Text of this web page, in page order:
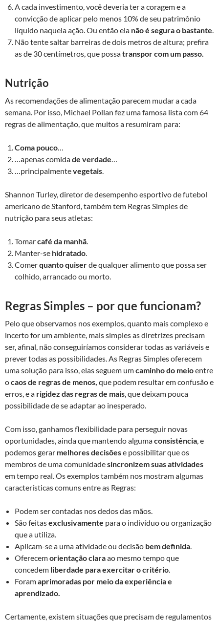
A cada investimento, você deveria ter a coragem e a
convicção de aplicar pelo menos 10% de seu patrimônio
líquido naquela ação. Ou então ela não é segura o bastante.
Não tente saltar barreiras de dois metros de altura; prefira
as de 30 centímetros, que possatranspor com um passo.
Nutrição
As recomendações de alimentação parecem mudar a cada
semana. Por isso, Michael Pollan fez uma famosa lista com 64
regras de alimentação, que muitos a resumiram para:
Coma pouco…
…apenas comidade verdade…
…principalmentevegetais.
Shannon Turley, diretor de desempenho esportivo de futebol
americano de Stanford, também tem Regras Simples de
nutrição para seus atletas:
Tomarcafé da manhã.
Manter-se hidratado.
Comerquanto quiserde qualquer alimento que possa ser
colhido, arrancado ou morto.
Regras Simples – por que funcionam?
Pelo que observamos nos exemplos, quanto mais complexo e
incerto for um ambiente, mais simples as diretrizes precisam
ser, afinal, não conseguiríamos considerar todas as variáveis e
prever todas as possibilidades. As Regras Simples oferecem
uma solução para isso, elas seguem umcaminho do meioentre
ocaos de regras de menos, que podem resultar em confusão e
erros, e a rigidez das regras de mais, que deixam pouca
possibilidade de se adaptar ao inesperado.
Com isso, ganhamos flexibilidade para perseguir novas
oportunidades, ainda que mantendo algumaconsistência, e
podemos gerar melhores decisõese possibilitar que os
membros de uma comunidadesincronizem suas atividades
em tempo real. Os exemplos também nos mostram algumas
características comuns entre as Regras:
Podem ser contadas nos dedos das mãos.
São feitasexclusivamente para o indivíduo ou organização
que a utiliza.
Aplicam-se a uma atividade ou decisão bem definida.
Oferecemorientação claraao mesmo tempo que
concedem liberdade para exercitar o critério.
Foramaprimoradas por meio da experiência e
aprendizado.
Certamente, existem situações que precisam de regulamentos